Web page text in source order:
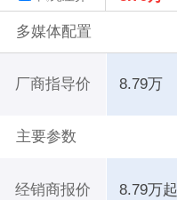
多媒体配置
厂商指导价
主要参数
经销商报价
8.79万
8.79万起